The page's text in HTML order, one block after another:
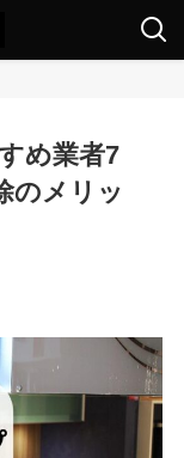
め業者7
のメリッ